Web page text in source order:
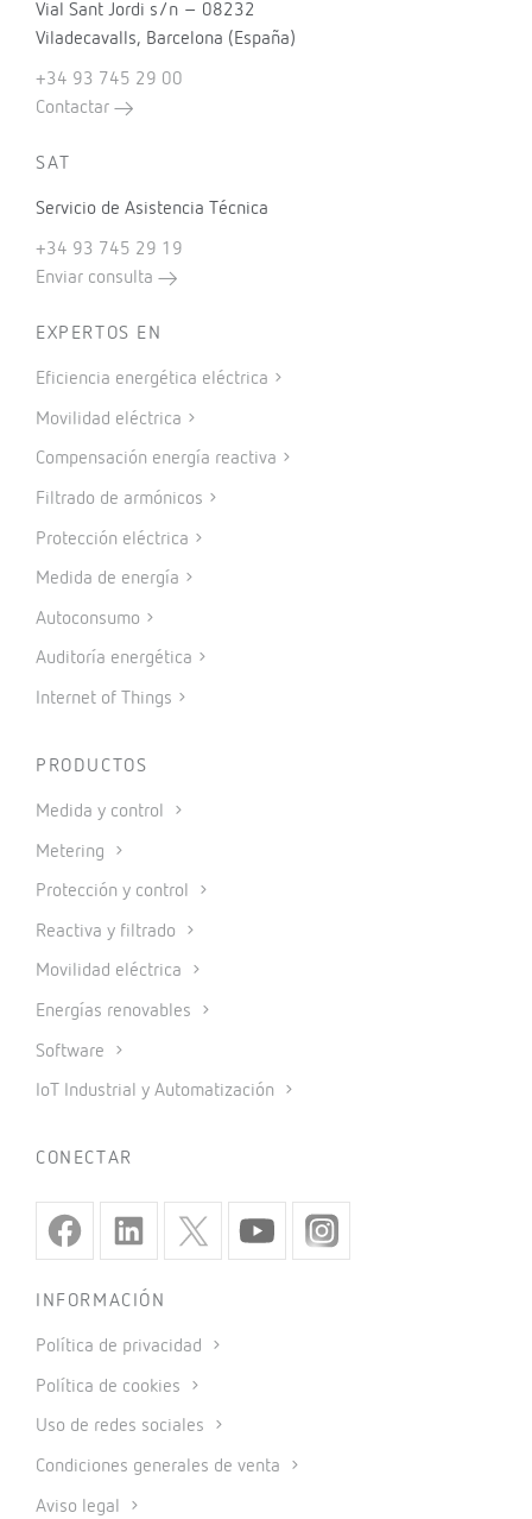
Vial Sant Jordi s/n – 08232
Viladecavalls, Barcelona (España)
+34 93 745 29 00
Contactar
SAT
Servicio de Asistencia Técnica
+34 93 745 29 19
Enviar consulta
EXPERTOS EN
Eficiencia energética eléctrica
Movilidad eléctrica
Compensación energía reactiva
Filtrado de armónicos
Protección eléctrica
Medida de energía
Autoconsumo
Auditoría energética
Internet of Things
PRODUCTOS
Medida y control
Metering
Protección y control
Reactiva y filtrado
Movilidad eléctrica
Energías renovables
Software
IoT Industrial y Automatización
CONECTAR
INFORMACIÓN
Política de privacidad
Política de cookies
Uso de redes sociales
Condiciones generales de venta
Aviso legal